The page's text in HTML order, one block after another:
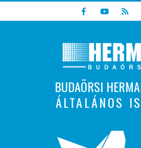
to
BUDAÖRSI
ÁLTALÁNOS
Indulunk! Hamarosan